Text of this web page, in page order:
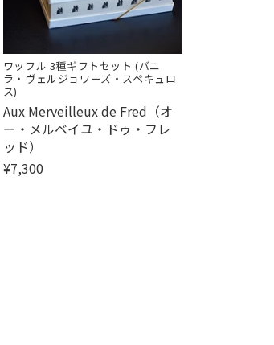
ワッフル 3種ギフトセット (バニ
ラ・ヴェルジョワーズ・スペキュロ
ス)
販
売
元:
Aux Merveilleux de Fred（オ
ー・メルベイユ・ドゥ・フレ
ッド）
¥7,300